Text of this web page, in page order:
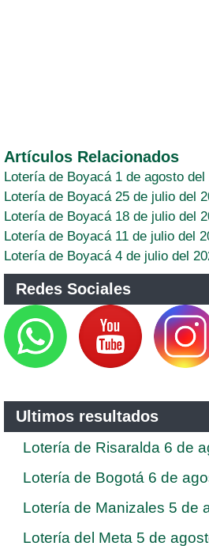
Artículos Relacionados
Lotería de Boyacá 1 de agosto del
Lotería de Boyacá 25 de julio del
Lotería de Boyacá 18 de julio del
Lotería de Boyacá 11 de julio del
Lotería de Boyacá 4 de julio del
Redes Sociales
Ultimos resultados
Lotería de Risaralda 6 de
Lotería de Bogotá 6 de
Lotería de Manizales 5 de
Lotería del Meta 5 de